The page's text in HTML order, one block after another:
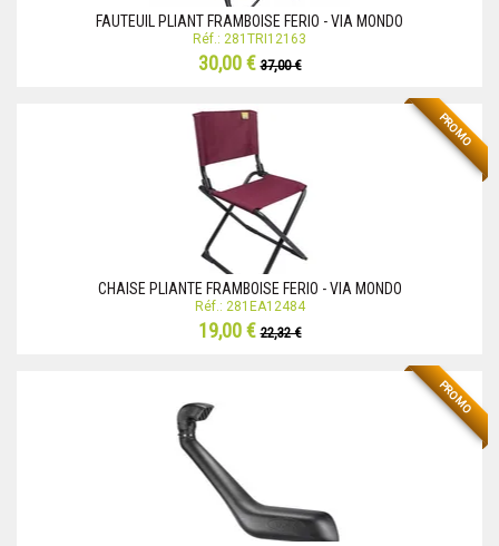
FAUTEUIL PLIANT FRAMBOISE FERIO - VIA MONDO
Réf.: 281TRI12163
30,00 €37,00 €
PROMO
CHAISE PLIANTE FRAMBOISE FERIO - VIA MONDO
Réf.: 281EA12484
19,00 €22,32 €
PROMO